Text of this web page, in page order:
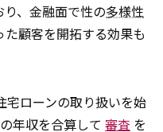
、金融面で性の多様性
顧客を開拓する効果も
宅ローンの取り扱いを始
年収を合算して 審査 を